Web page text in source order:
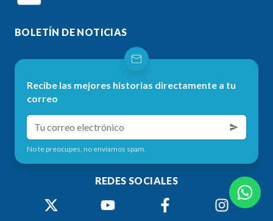
BOLETÍN DE NOTICIAS
Recibe las mejores historias directamente a tu
correo
No te preocupes, no enviamos spam.
REDES SOCIALES